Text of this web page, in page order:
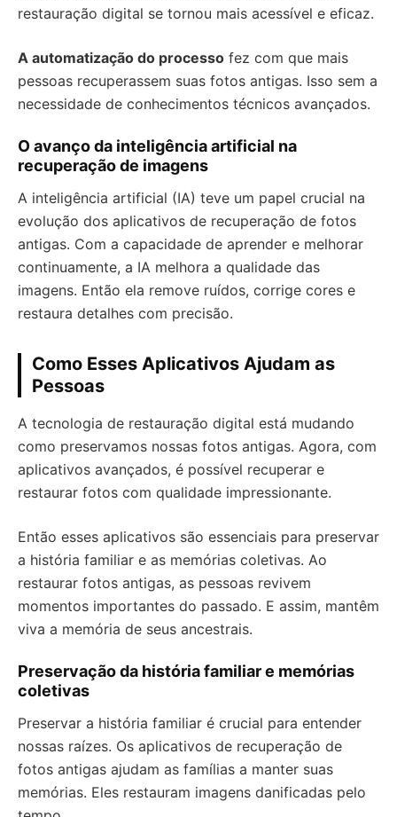
restauração digital se tornou mais acessível e eficaz.
A automatização do processo fez com que mais
pessoas recuperassem suas fotos antigas. Isso sem a
necessidade de conhecimentos técnicos avançados.
O avanço da inteligência artificial na
recuperação de imagens
A inteligência artificial (IA) teve um papel crucial na
evolução dos aplicativos de recuperação de fotos
antigas. Com a capacidade de aprender e melhorar
continuamente, a IA melhora a qualidade das
imagens. Então ela remove ruídos, corrige cores e
restaura detalhes com precisão.
Como Esses Aplicativos Ajudam as
Pessoas
A tecnologia de restauração digital está mudando
como preservamos nossas fotos antigas. Agora, com
aplicativos avançados, é possível recuperar e
restaurar fotos com qualidade impressionante.
Então esses aplicativos são essenciais para preservar
a história familiar e as memórias coletivas. Ao
restaurar fotos antigas, as pessoas revivem
momentos importantes do passado. E assim, mantêm
viva a memória de seus ancestrais.
Preservação da história familiar e memórias
coletivas
Preservar a história familiar é crucial para entender
nossas raízes. Os aplicativos de recuperação de
fotos antigas ajudam as famílias a manter suas
memórias. Eles restauram imagens danificadas pelo